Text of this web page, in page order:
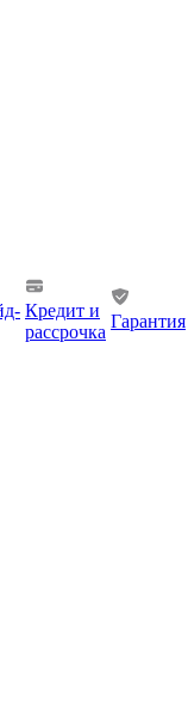
Кредит и
рассрочка
Гарантия